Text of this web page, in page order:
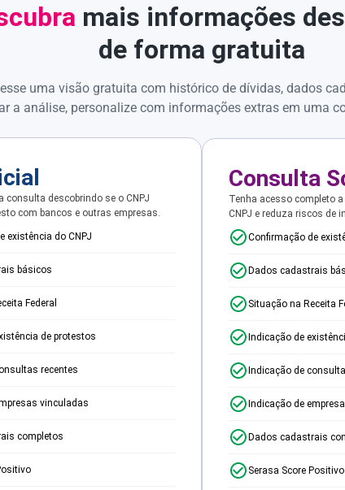
mais informações
de forma gratuita
uma visão gratuita com histórico de dívidas, dados
a análise, personalize com informações extras em uma
consulta descobrindo se o CNPJ
com bancos e outras empresas.
existência do CNPJ
básicos
Federal
de protestos
recentes
vinculadas
completos
Consulta
Tenha acesso completo
CNPJ e reduza riscos de
Confirmação de
Dados cadastrais
Situação na Receita
Indicação de
Indicação de
Indicação de
Dados cadastrais
Serasa Score Positivo